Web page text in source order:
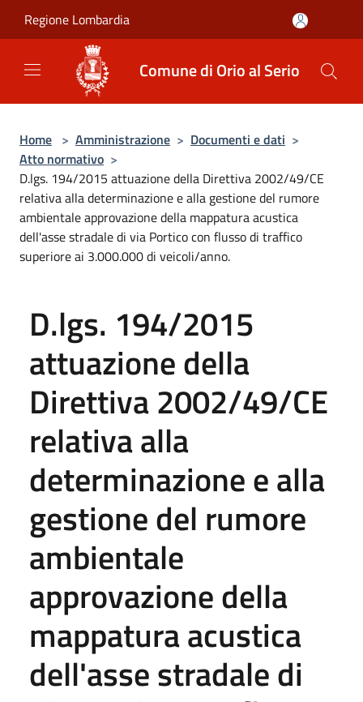
Regione Lombardia
Comune di Orio al Serio
Home > Amministrazione > Documenti e dati >
Atto normativo >
D.lgs. 194/2015 attuazione della Direttiva 2002/49/CE
relativa alla determinazione e alla gestione del rumore
ambientale approvazione della mappatura acustica
dell'asse stradale di via Portico con flusso di traffico
superiore ai 3.000.000 di veicoli/anno.
D.lgs. 194/2015
attuazione della
Direttiva 2002/49/CE
relativa alla
determinazione e alla
gestione del rumore
ambientale
approvazione della
mappatura acustica
dell'asse stradale di